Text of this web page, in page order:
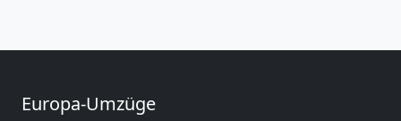
Europa-Umzüge